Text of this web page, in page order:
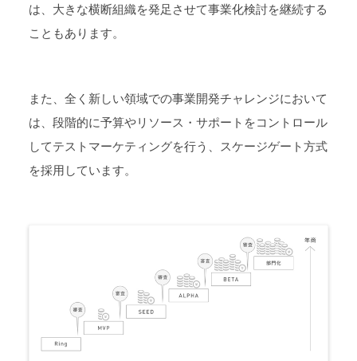
は、大きな横断組織を発足させて事業化検討を継続する
こともあります。
また、全く新しい領域での事業開発チャレンジにおいて
は、段階的に予算やリソース・サポートをコントロール
してテストマーケティングを行う、スケージゲート方式
を採用しています。